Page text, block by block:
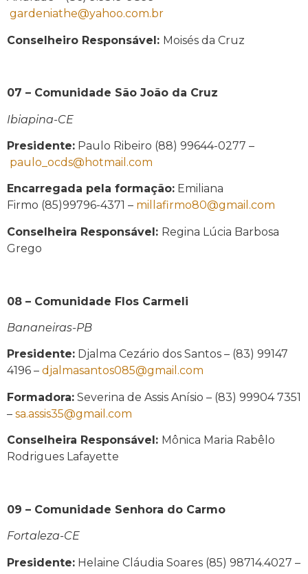
gardeniathe@yahoo.com.br
Conselheiro Responsável: Moisés da Cruz
07 – Comunidade São João da Cruz
Ibiapina-CE
Presidente: Paulo Ribeiro (88) 99644-0277 –
paulo_ocds@hotmail.com
Encarregada pela formação: Emiliana
Firmo (85)99796-4371 – millafirmo80@gmail.com
Conselheira Responsável: Regina Lúcia Barbosa
Grego
08 – Comunidade Flos Carmeli
Bananeiras-PB
Presidente: Djalma Cezário dos Santos – (83) 99147
4196 – djalmasantos085@gmail.com
Formadora: Severina de Assis Anísio – (83) 99904 7351
– sa.assis35@gmail.com
Conselheira Responsável: Mônica Maria Rabêlo
Rodrigues Lafayette
09 – Comunidade Senhora do Carmo
Fortaleza-CE
Presidente: Helaine Cláudia Soares (85) 98714.4027 –